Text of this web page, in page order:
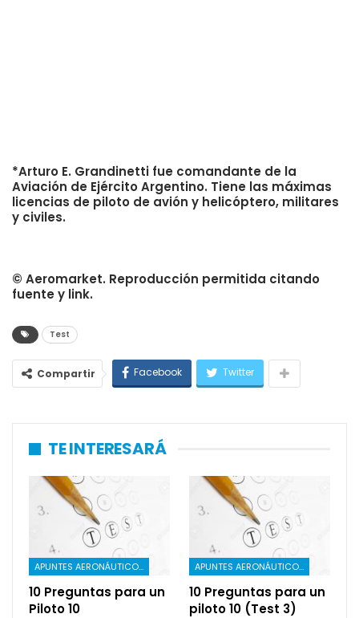
*Arturo E. Grandinetti fue comandante de la
Aviación de Ejército Argentino. Tiene las máximas
licencias de piloto de avión y helicóptero, militares
y civiles.
© Aeromarket. Reproducción permitida citando
fuente y link.
Test
Compartir Facebook Twitter
TE INTERESARÁ
APUNTES AERONÁUTICOS
10 Preguntas para un
Piloto 10
APUNTES AERONÁUTICOS
10 Preguntas para un
piloto 10 (Test 3)